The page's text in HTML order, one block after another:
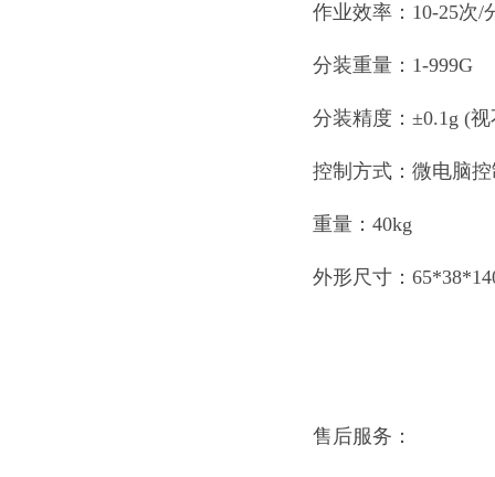
作业效率：10-25次/
分装重量：1-999G
分装精度：±0.1g (
控制方式：微电脑
重量：40kg
外形尺寸：
售后服务：